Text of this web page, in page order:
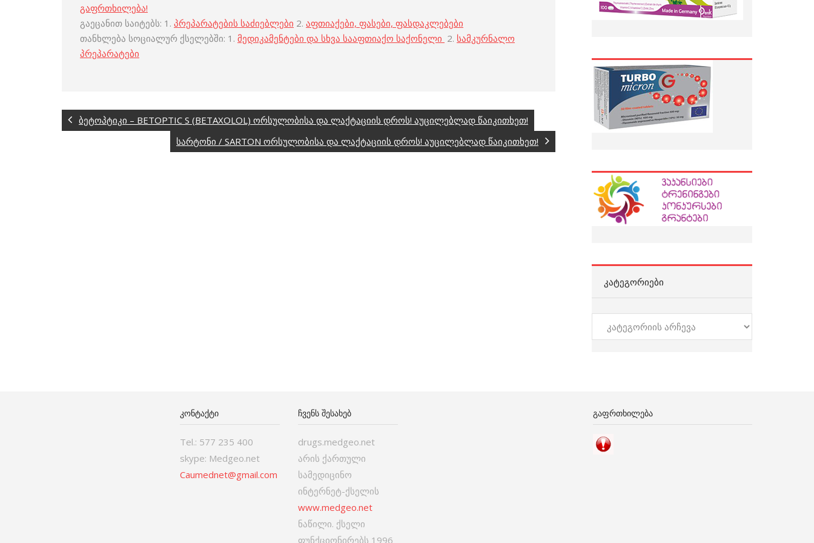
გაფრთხილება!
გაეცანით საიტებს: 1. პრეპარატების საძიებლები 2. აფთიაქები, ფასები, ფასდაკლებები
თანხლება სოციალურ ქსელებში: 1. მედიკამენტები და სხვა სააფთიაქო საქონელი 2. სამკურნალო
პრეპარატები
ბეტოპტიკი – BETOPTIC S (BETAXOLOL) ორსულობისა და ლაქტაციის დროს! აუცილებლად წაიკითხეთ!
სარტონი / SARTON ორსულობისა და ლაქტაციის დროს! აუცილებლად წაიკითხეთ!
ᲙᲐᲢᲔᲒᲝᲠᲘᲔᲑᲘ
კატეგორიები
ᲙᲝᲜᲢᲐᲥᲢᲘ
Tel.: 577 235 400
skype: Medgeo.net
Caumednet@gmail.com
ᲩᲕᲔᲜᲡ ᲨᲔᲡᲐᲮᲔᲑ
drugs.medgeo.net
არის ქართული
სამედიცინო
ინტერნეტ-ქსელის
www.medgeo.net
ნაწილი. ქსელი
ფუნქციონირებს 1996
ᲒᲐᲤᲠᲗᲮᲘᲚᲔᲑᲐ